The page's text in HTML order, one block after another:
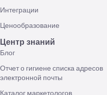
Интеграции
Ценообразование
Центр знаний
Блог
Отчет о гигиене списка адресов
электронной почты